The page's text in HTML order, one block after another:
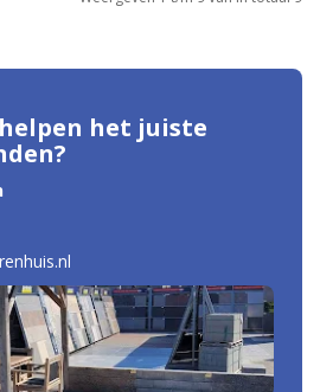
het juiste